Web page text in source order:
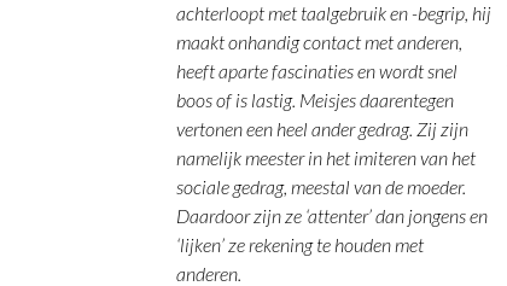
achterloopt met taalgebruik en -begrip, hij
maakt onhandig contact met anderen,
heeft aparte fascinaties en wordt snel
boos of is lastig. Meisjes daarentegen
vertonen een heel ander gedrag. Zij zijn
namelijk meester in het imiteren van het
sociale gedrag, meestal van de moeder.
Daardoor zijn ze ‘attenter’ dan jongens en
‘lijken’ ze rekening te houden met
anderen.